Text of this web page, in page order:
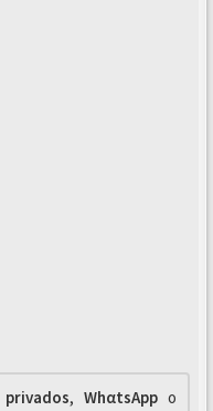
privados, WhαtsAppo